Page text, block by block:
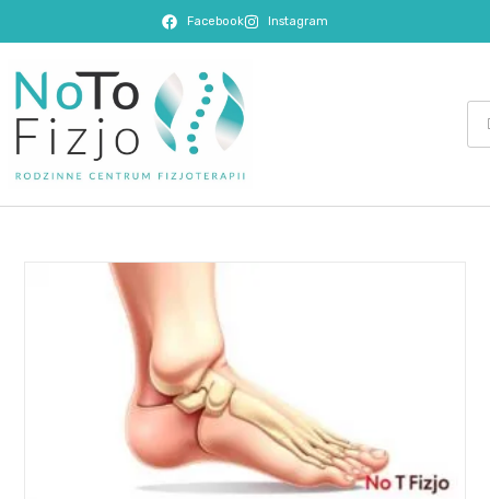
Facebook Instagram